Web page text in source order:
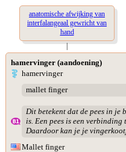
anatomische afwijking van
interfalangeaal gewricht van
hand
|
hamervinger (aandoening)
hamervinger
mallet finger
Dit betekent dat de pees in je
is. Een pees is een verbinding
Daardoor kan je je
Mallet finger